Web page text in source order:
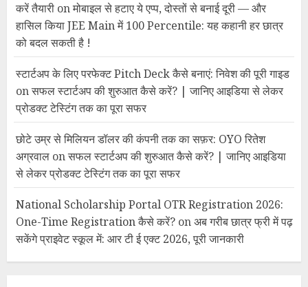
करें तैयारी onमोबाइल से हटाए ये एप्प, दोस्तों से बनाई दूरी — और
हासिल किया JEE Main में 100 Percentile: यह कहानी हर छात्र
को बदल सकती है !
स्टार्टअप के लिए परफेक्ट Pitch Deck कैसे बनाएं: निवेश की पूरी गाइड
onसफल स्टार्टअप की शुरुआत कैसे करें? | जानिए आइडिया से लेकर
प्रोडक्ट टेस्टिंग तक का पूरा सफर
छोटे उम्र से मिलियन डॉलर की कंपनी तक का सफ़र: OYO रितेश
अग्रवाल onसफल स्टार्टअप की शुरुआत कैसे करें? | जानिए आइडिया
से लेकर प्रोडक्ट टेस्टिंग तक का पूरा सफर
National Scholarship Portal OTR Registration 2026:
One-Time Registration कैसे करें? onअब गरीब छात्र फ्री में पढ़
सकेंगे प्राइवेट स्कूल में: आर टी ई एक्ट 2026, पूरी जानकारी